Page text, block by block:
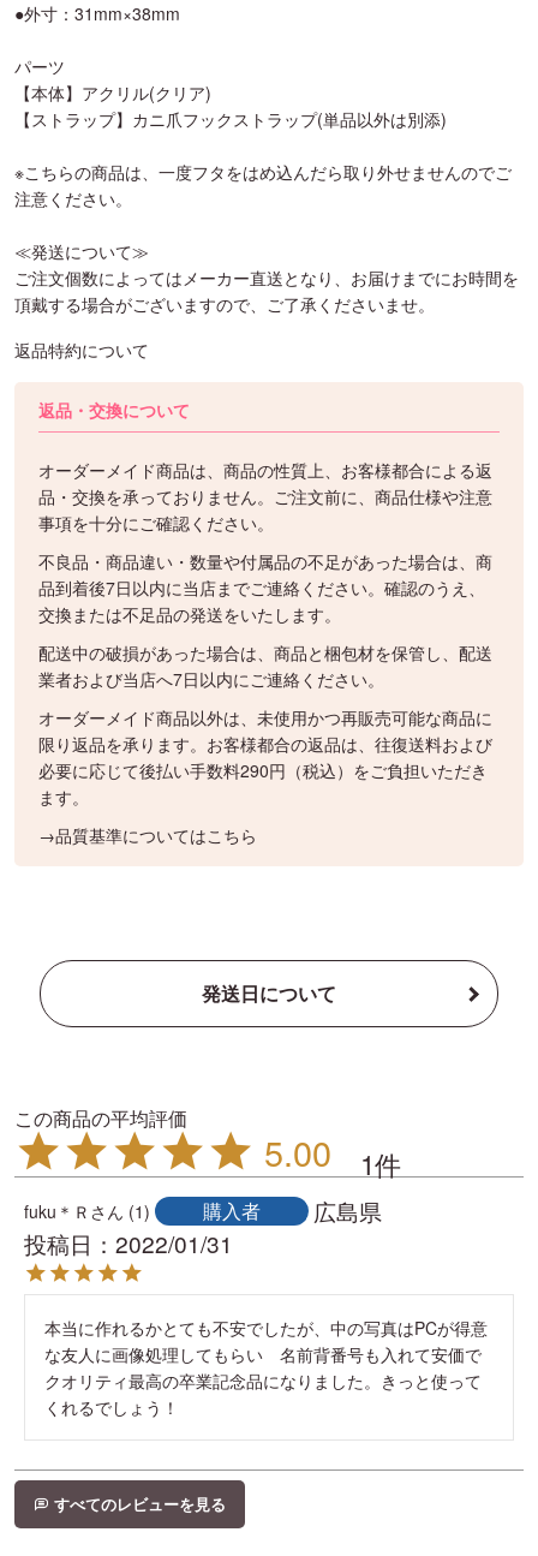
●外寸：31mm×38mm
パーツ
【本体】アクリル(クリア)
【ストラップ】カニ爪フックストラップ(単品以外は別添)
※こちらの商品は、一度フタをはめ込んだら取り外せませんのでご
注意ください。
≪発送について≫
ご注文個数によってはメーカー直送となり、お届けまでにお時間を
頂戴する場合がございますので、ご了承くださいませ。
返品特約について
返品・交換について
オーダーメイド商品は、商品の性質上、お客様都合による返
品・交換を承っておりません。ご注文前に、商品仕様や注意
事項を十分にご確認ください。
不良品・商品違い・数量や付属品の不足があった場合は、商
品到着後7日以内に当店までご連絡ください。確認のうえ、
交換または不足品の発送をいたします。
配送中の破損があった場合は、商品と梱包材を保管し、配送
業者および当店へ7日以内にご連絡ください。
オーダーメイド商品以外は、未使用かつ再販売可能な商品に
限り返品を承ります。お客様都合の返品は、往復送料および
必要に応じて後払い手数料290円（税込）をご負担いただき
ます。
→品質基準についてはこちら
発送日について
5.00 1
fuku＊Ｒ 1 購入者
広島県
投稿日
2022/01/31
本当に作れるかとても不安でしたが、中の写真はPCが得意
な友人に画像処理してもらい　名前背番号も入れて安価で
クオリティ最高の卒業記念品になりました。きっと使って
くれるでしょう！
すべてのレビューを見る